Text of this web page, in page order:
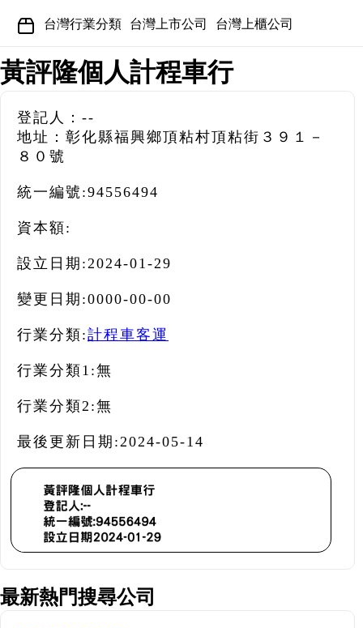
台灣行業分類 台灣上市公司 台灣上櫃公司
黃評隆個人計程車行
登記人：--
地址：彰化縣福興鄉頂粘村頂粘街３９１－
８０號
統一編號:94556494
資本額:
設立日期:2024-01-29
變更日期:0000-00-00
行業分類:計程車客運
行業分類1:無
行業分類2:無
最後更新日期:2024-05-14
最新熱門搜尋公司